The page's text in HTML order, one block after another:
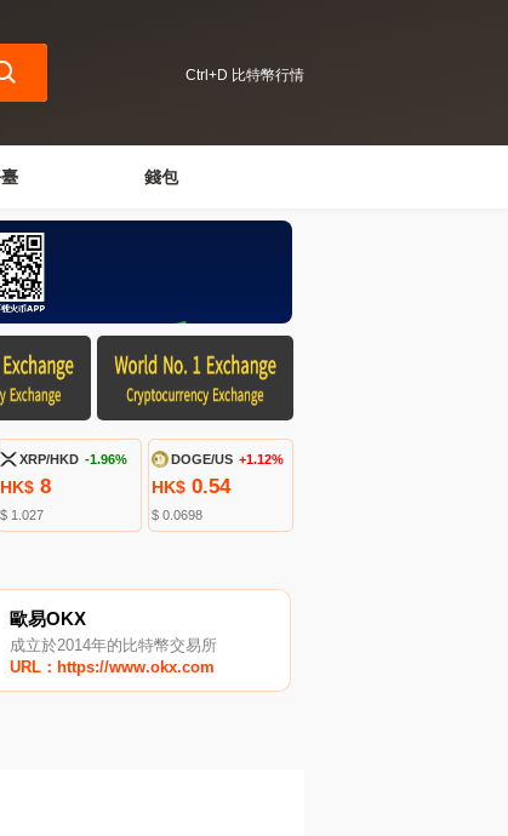
Ctrl+D 比特幣行情
錢包
XRP/HKD -1.96%
HK$ 8
$ 1.027
DOGE/US +1.12%
HK$ 0.54
$ 0.0698
歐易OKX
成立於2014年的比特幣交易所
URL：https://www.okx.com